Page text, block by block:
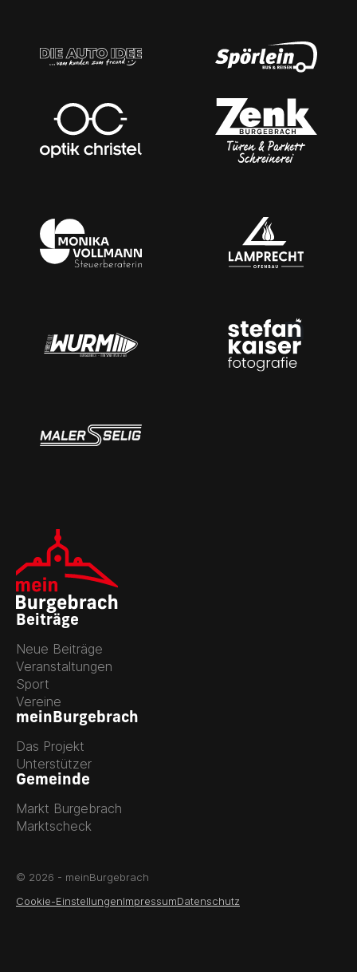
Beiträge
Neue Beiträge
Veranstaltungen
Sport
Vereine
meinBurgebrach
Das Projekt
Unterstützer
Gemeinde
Markt Burgebrach
Marktscheck
© 2026 - meinBurgebrach
Cookie-EinstellungenImpressumDatenschutz